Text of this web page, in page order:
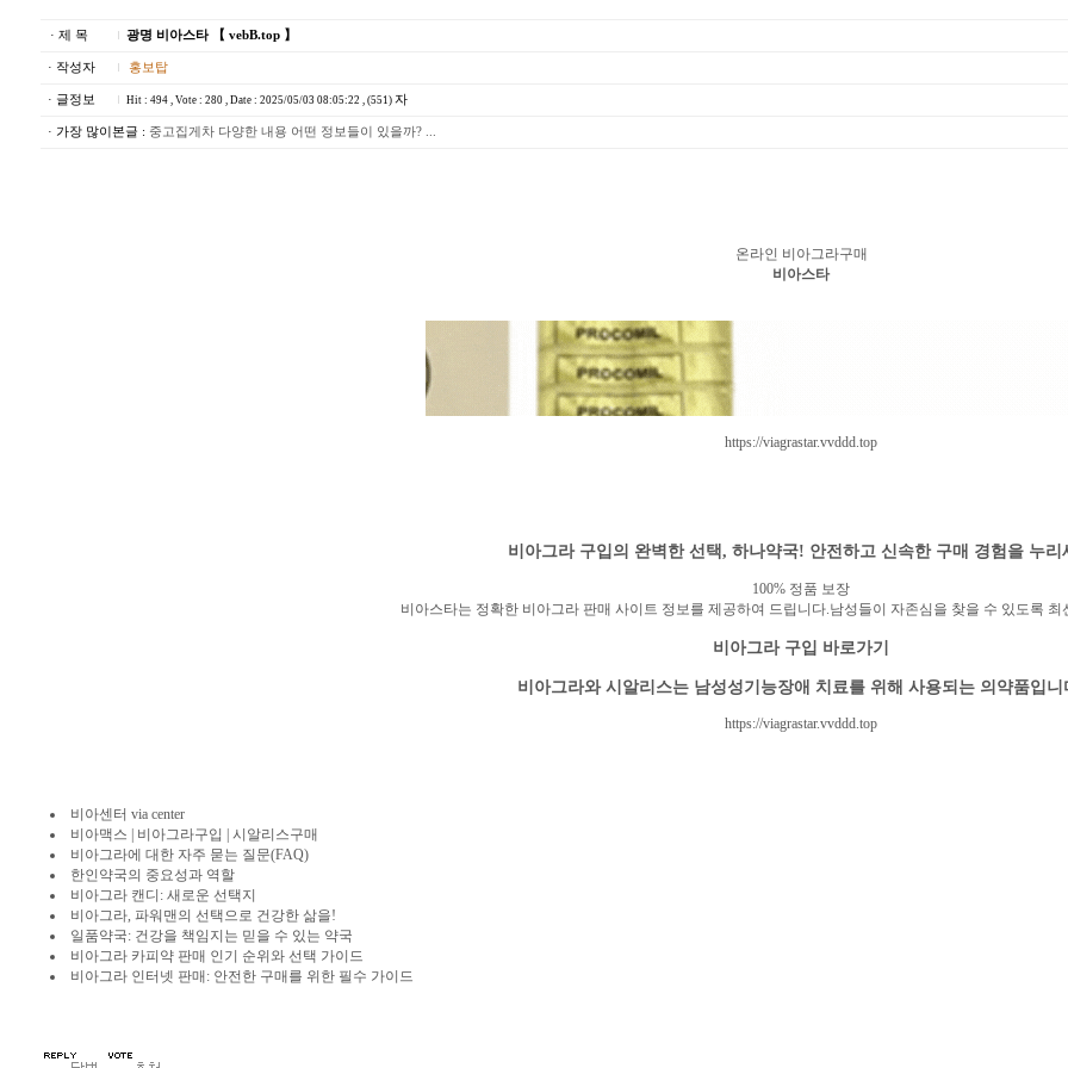
· 제 목
광명 비아스타 【 vebB.top 】
· 작성자 홍보탑
· 글정보 Hit : 494 , Vote : 280 , Date : 2025/05/03 08:05:22 , (551) 자
· 가장 많이본글 : 중고집게차 다양한 내용 어떤 정보들이 있을까? ...
온라인 비아그라구매
비아스타
https://viagrastar.vvddd.top
비아그라 구입의 완벽한 선택, 하나약국! 안전하고 신속한 구매 경험을 누리
100% 정품 보장
비아스타는 정확한 비아그라 판매 사이트 정보를 제공하여 드립니다.남성들이 자존심을 찾을 수 있도록 최
비아그라 구입 바로가기
비아그라와 시알리스는 남성성기능장애 치료를 위해 사용되는 의약품입니
https://viagrastar.vvddd.top
비아센터 via center
비아맥스 | 비아그라구입 | 시알리스구매
비아그라에 대한 자주 묻는 질문(FAQ)
한인약국의 중요성과 역할
비아그라 캔디: 새로운 선택지
비아그라, 파워맨의 선택으로 건강한 삶을!
일품약국: 건강을 책임지는 믿을 수 있는 약국
비아그라 카피약 판매 인기 순위와 선택 가이드
비아그라 인터넷 판매: 안전한 구매를 위한 필수 가이드